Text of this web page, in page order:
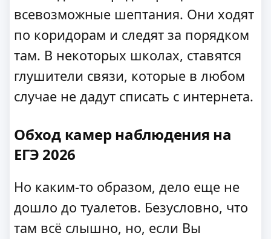
всевозможные шептания. Они ходят
по коридорам и следят за порядком
там. В некоторых школах, ставятся
глушители связи, которые в любом
случае не дадут списать с интернета.
Обход камер наблюдения на
ЕГЭ 2026
Но каким-то образом, дело еще не
дошло до туалетов. Безусловно, что
там всё слышно, но, если Вы